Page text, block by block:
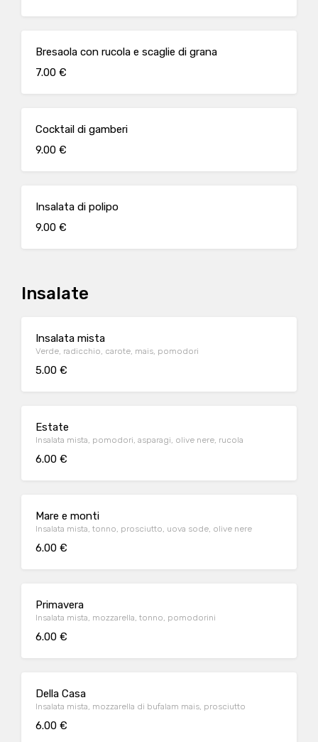
Bresaola con rucola e scaglie di grana
7.00 €
Cocktail di gamberi
9.00 €
Insalata di polipo
9.00 €
Insalate
Insalata mista
Verde, radicchio, carote, mais, pomodori
5.00 €
Estate
Insalata mista, pomodori, asparagi, olive nere, rucola
6.00 €
Mare e monti
Insalata mista, tonno, prosciutto, uova sode, olive nere
6.00 €
Primavera
Insalata mista, mozzarella, tonno, pomodorini
6.00 €
Della Casa
Insalata mista, mozzarella di bufalam mais, prosciutto
6.00 €